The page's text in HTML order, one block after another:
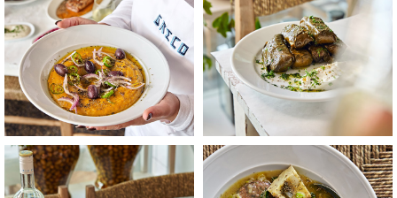
-
+
-
+
לפתיחת
התמונה
בגדול
לפתיחת
התמונה
בגדול